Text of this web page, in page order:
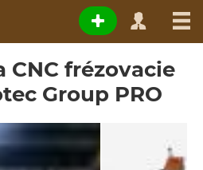
CNC frézovacie
Group PRO